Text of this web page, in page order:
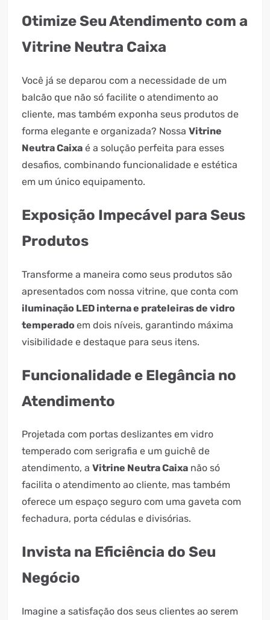
Otimize Seu Atendimento com a
Vitrine Neutra Caixa
Você já se deparou com a necessidade de um
balcão que não só facilite o atendimento ao
cliente, mas também exponha seus produtos de
forma elegante e organizada? Nossa Vitrine
Neutra Caixa é a solução perfeita para esses
desafios, combinando funcionalidade e estética
em um único equipamento.
Exposição Impecável para Seus
Produtos
Transforme a maneira como seus produtos são
apresentados com nossa vitrine, que conta com
iluminação LED interna e prateleiras de vidro
temperadoem dois níveis, garantindo máxima
visibilidade e destaque para seus itens.
Funcionalidade e Elegância no
Atendimento
Projetada com portas deslizantes em vidro
temperado com serigrafia e um guichê de
atendimento, a Vitrine Neutra Caixa não só
facilita o atendimento ao cliente, mas também
oferece um espaço seguro com uma gaveta com
fechadura, porta cédulas e divisórias.
Invista na Eficiência do Seu
Negócio
Imagine a satisfação dos seus clientes ao serem